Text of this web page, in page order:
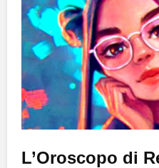
L’Oroscopo di